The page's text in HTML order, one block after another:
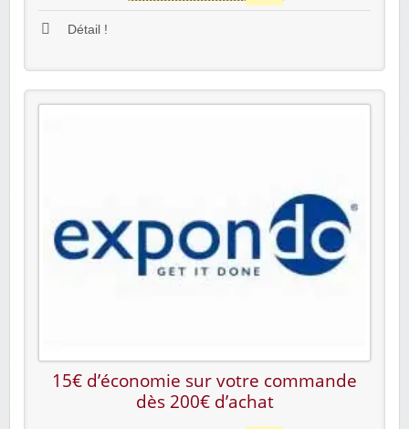
Détail !
15€ d’économie sur votre commande
dès 200€ d’achat